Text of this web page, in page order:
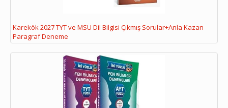
Karekök 2027 TYT ve MSÜ Dil Bilgisi Çıkmış Sorular+Anla Kazan
Paragraf Deneme